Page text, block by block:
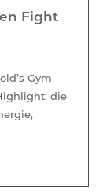
Fight
Gym
die